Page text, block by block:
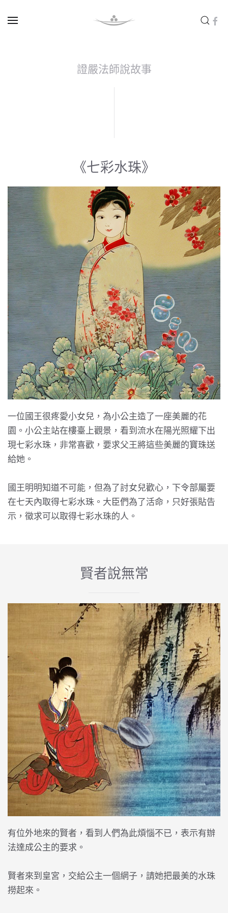
證嚴法師說故事
《七彩水珠》
一位國王很疼愛小女兒，為小公主造了一座美麗的花
園。小公主站在樓臺上觀景，看到流水在陽光照耀下出
現七彩水珠，非常喜歡，要求父王將這些美麗的寶珠送
給她。
國王明明知道不可能，但為了討女兒歡心，下令部屬要
在七天內取得七彩水珠。大臣們為了活命，只好張貼告
示，徵求可以取得七彩水珠的人。
賢者說無常
有位外地來的賢者，看到人們為此煩惱不已，表示有辦
法達成公主的要求。
賢者來到皇宮，交給公主一個網子，請她把最美的水珠
撈起來。